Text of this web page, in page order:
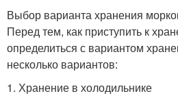
Выбор варианта хранения
Перед тем, как приступить к
определиться с вариантом
несколько вариантов:
1. Хранение в холодильнике